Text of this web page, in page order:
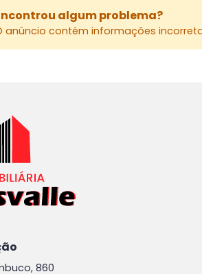
algum problema?
anúncio contém informações
860